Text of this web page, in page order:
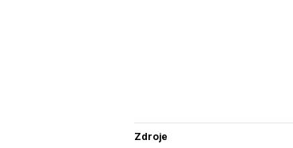
Zdroje